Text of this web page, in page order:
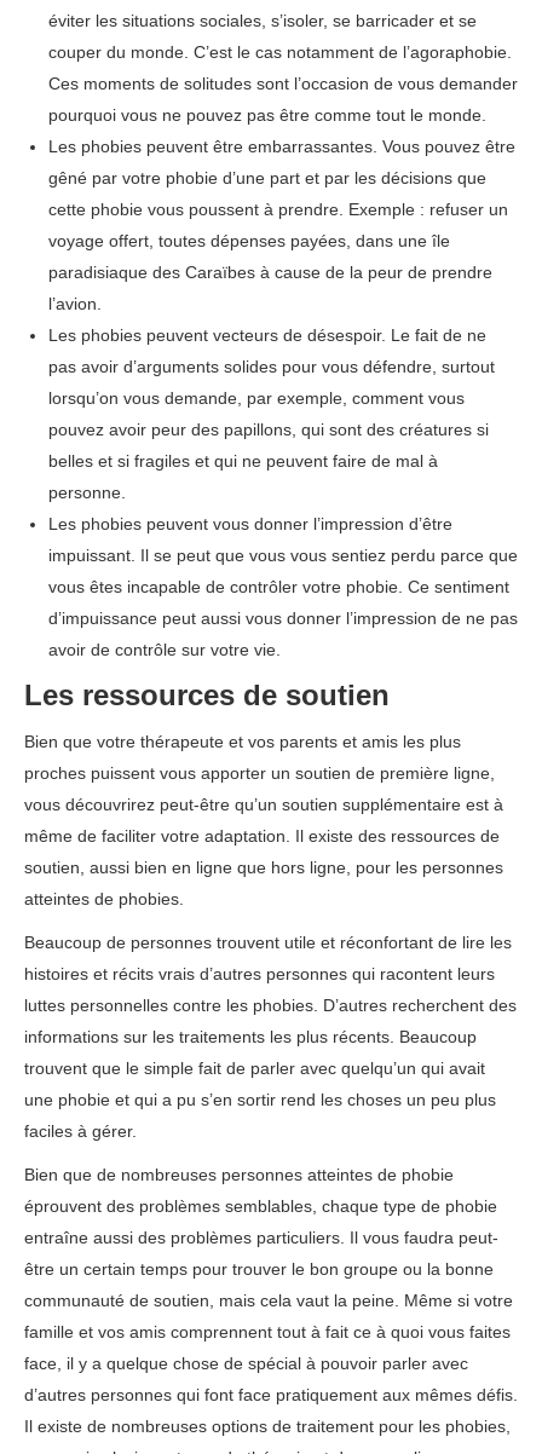
éviter les situations sociales, s’isoler, se barricader et se
couper du monde. C’est le cas notamment de l’agoraphobie.
Ces moments de solitudes sont l’occasion de vous demander
pourquoi vous ne pouvez pas être comme tout le monde.
Les phobies peuvent être embarrassantes. Vous pouvez être
gêné par votre phobie d’une part et par les décisions que
cette phobie vous poussent à prendre. Exemple : refuser un
voyage offert, toutes dépenses payées, dans une île
paradisiaque des Caraïbes à cause de la peur de prendre
l’avion.
Les phobies peuvent vecteurs de désespoir. Le fait de ne
pas avoir d’arguments solides pour vous défendre, surtout
lorsqu’on vous demande, par exemple, comment vous
pouvez avoir peur des papillons, qui sont des créatures si
belles et si fragiles et qui ne peuvent faire de mal à
personne.
Les phobies peuvent vous donner l’impression d’être
impuissant. Il se peut que vous vous sentiez perdu parce que
vous êtes incapable de contrôler votre phobie. Ce sentiment
d’impuissance peut aussi vous donner l’impression de ne pas
avoir de contrôle sur votre vie.
Les ressources de soutien
Bien que votre thérapeute et vos parents et amis les plus
proches puissent vous apporter un soutien de première ligne,
vous découvrirez peut-être qu’un soutien supplémentaire est à
même de faciliter votre adaptation. Il existe des ressources de
soutien, aussi bien en ligne que hors ligne, pour les personnes
atteintes de phobies.
Beaucoup de personnes trouvent utile et réconfortant de lire les
histoires et récits vrais d’autres personnes qui racontent leurs
luttes personnelles contre les phobies. D’autres recherchent des
informations sur les traitements les plus récents. Beaucoup
trouvent que le simple fait de parler avec quelqu’un qui avait
une phobie et qui a pu s’en sortir rend les choses un peu plus
faciles à gérer.
Bien que de nombreuses personnes atteintes de phobie
éprouvent des problèmes semblables, chaque type de phobie
entraîne aussi des problèmes particuliers. Il vous faudra peut-
être un certain temps pour trouver le bon groupe ou la bonne
communauté de soutien, mais cela vaut la peine. Même si votre
famille et vos amis comprennent tout à fait ce à quoi vous faites
face, il y a quelque chose de spécial à pouvoir parler avec
d’autres personnes qui font face pratiquement aux mêmes défis.
Il existe de nombreuses options de traitement pour les phobies,